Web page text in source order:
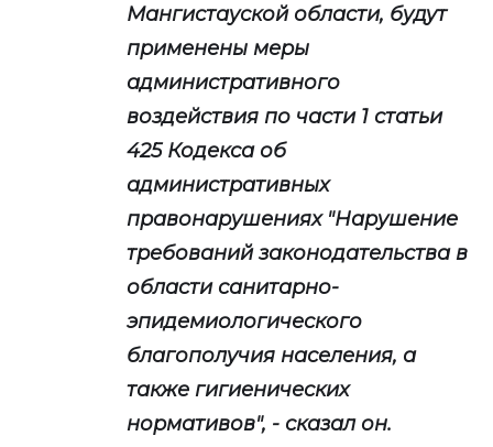
Мангистауской области, будут
применены меры
административного
воздействия по части 1 статьи
425 Кодекса об
административных
правонарушениях "Нарушение
требований законодательства в
области санитарно-
эпидемиологического
благополучия населения, а
также гигиенических
нормативов", - сказал он.